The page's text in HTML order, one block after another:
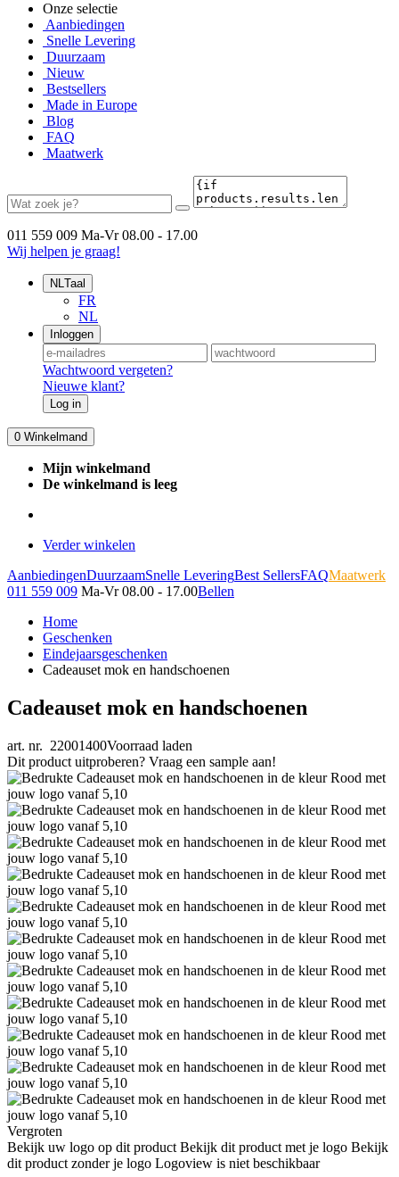
Onze selectie
Aanbiedingen
Snelle Levering
Duurzaam
Nieuw
Bestsellers
Made in Europe
Blog
FAQ
Maatwerk
011 559 009 Ma-Vr 08.00 - 17.00
Wij helpen je graag!
NLTaal
FR
NL
Inloggen
Wachtwoord vergeten?
Nieuwe klant?
Log in
0 Winkelmand
Mijn winkelmand
De winkelmand is leeg
Verder winkelen
AanbiedingenDuurzaamSnelle LeveringBest SellersFAQMaatwerk
011 559 009 Ma-Vr 08.00 - 17.00Bellen
Home
Geschenken
Eindejaarsgeschenken
Cadeauset mok en handschoenen
Cadeauset mok en handschoenen
art. nr. 22001400Voorraad laden
Dit product uitproberen? Vraag een sample aan!
Vergroten
Bekijk uw logo op dit product Bekijk dit product met je logo Bekijk
dit product zonder je logo Logoview is niet beschikbaar